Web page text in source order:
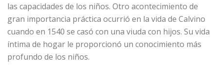
las capacidades de los niños. Otro acontecimiento de
gran importancia práctica ocurrió en la vida de Calvino
cuando en 1540 se casó con una viuda con hijos. Su vida
íntima de hogar le proporcionó un conocimiento más
profundo de los niños.